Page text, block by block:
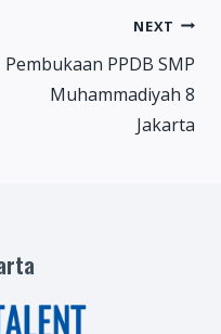
NEXT
Pembukaan PPDB SMP
Muhammadiyah 8
Jakarta